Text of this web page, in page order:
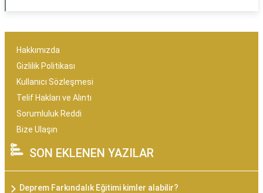
Hakkımızda
Gizlilik Politikası
Kullanıcı Sözleşmesi
Telif Hakları ve Alıntı
Sorumluluk Reddi
Bize Ulaşın
SON EKLENEN YAZILAR
Deprem Farkındalık Eğitimi kimler alabilir?